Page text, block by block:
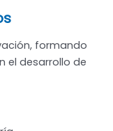
formando
el desarrollo de